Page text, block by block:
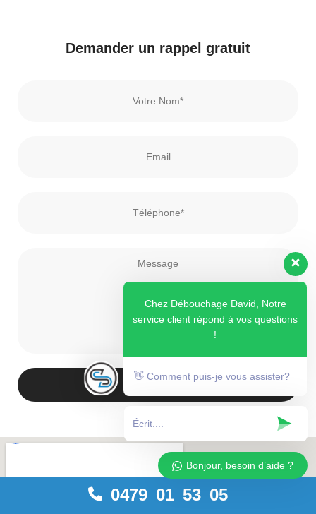
Demander un rappel gratuit
0479 01 53 05
Chez Débouchage David, Notre
service client répond à vos questions
!
👋 Comment puis-je vous assister?
Bonjour, besoin d’aide ?